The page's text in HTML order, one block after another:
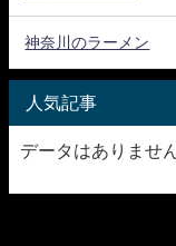
神奈川のラーメン
人気記事
データはありませ